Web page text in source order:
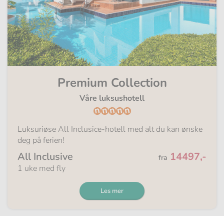
Premium Collection
Våre luksushotell
Luksuriøse All Inclusice-hotell med alt du kan ønske
deg på ferien!
All Inclusive Fra
fra 14497,-
1 uke med fly
Les mer